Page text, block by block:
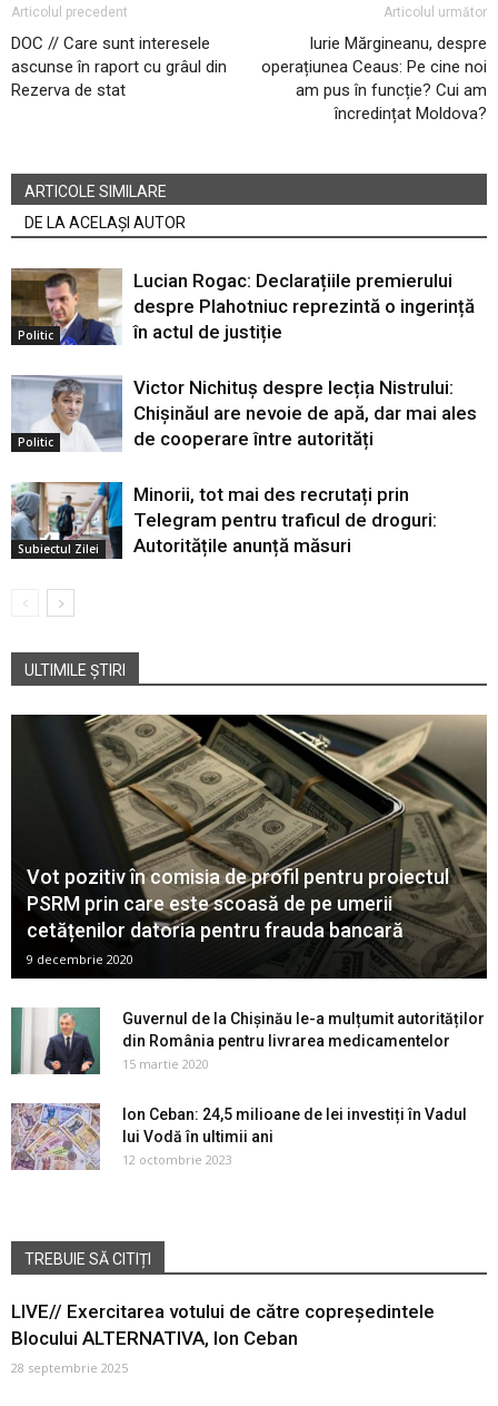
Articolul precedent
DOC // Care sunt interesele
ascunse în raport cu grâul din
Rezerva de stat
Articolul următor
Iurie Mărgineanu, despre
operațiunea Ceaus: Pe cine noi
am pus în funcție? Cui am
încredințat Moldova?
ARTICOLE SIMILARE
DE LA ACELAȘI AUTOR
Politic
Lucian Rogac: Declarațiile premierului
despre Plahotniuc reprezintă o ingerință
în actul de justiție
Politic
Victor Nichituș despre lecția Nistrului:
Chișinăul are nevoie de apă, dar mai ales
de cooperare între autorități
Subiectul Zilei
Minorii, tot mai des recrutați prin
Telegram pentru traficul de droguri:
Autoritățile anunță măsuri
ULTIMILE ȘTIRI
Vot pozitiv în comisia de profil pentru proiectul
PSRM prin care este scoasă de pe umerii
cetățenilor datoria pentru frauda bancară
9 decembrie 2020
Guvernul de la Chișinău le-a mulțumit autorităților
din România pentru livrarea medicamentelor
15 martie 2020
Ion Ceban: 24,5 milioane de lei investiți în Vadul
lui Vodă în ultimii ani
12 octombrie 2023
TREBUIE SĂ CITIȚI
LIVE// Exercitarea votului de către copreședintele
Blocului ALTERNATIVA, Ion Ceban
28 septembrie 2025